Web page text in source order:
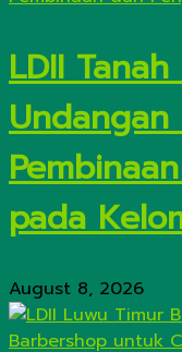
LDII
Undangan
pada
August 8, 2026